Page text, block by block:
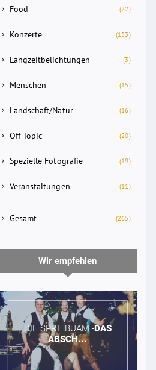
Food (22)
Konzerte (133)
Langzeitbelichtungen (3)
Menschen (15)
Landschaft/Natur (16)
Off-Topic (20)
Spezielle Fotografie (19)
Veranstaltungen (11)
Gesamt (265)
Wir empfehlen
DIE SPRITBUAM -​DAS
ABSCH...